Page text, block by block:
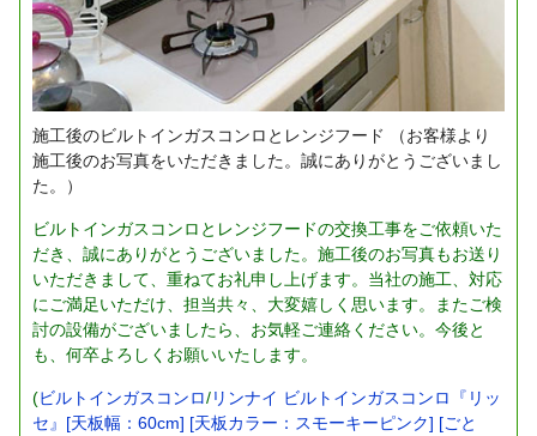
施工後のビルトインガスコンロとレンジフード
（お客様より
施工後のお写真をいただきました。誠にありがとうございまし
た。）
ビルトインガスコンロとレンジフードの交換工事をご依頼いた
だき、誠にありがとうございました。施工後のお写真もお送り
いただきまして、重ねてお礼申し上げます。当社の施工、対応
にご満足いただけ、担当共々、大変嬉しく思います。またご検
討の設備がございましたら、お気軽ご連絡ください。今後と
も、何卒よろしくお願いいたします。
(ビルトインガスコンロ/リンナイ ビルトインガスコンロ『リッ
セ』[天板幅：60cm] [天板カラー：スモーキーピンク] [ごと